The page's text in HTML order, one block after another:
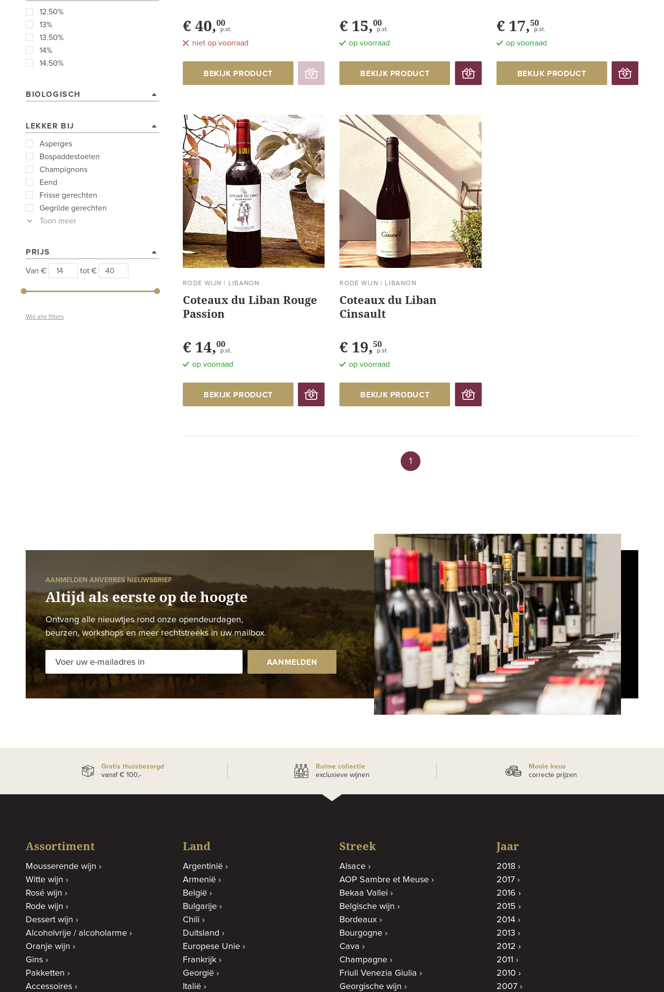
12.50%
13%
13.50%
14%
14.50%
BIOLOGISCH
LEKKER BIJ
Asperges
Bospaddestoelen
Champignons
Eend
Frisse gerechten
Gegrilde gerechten
Toon meer
PRIJS
Van € tot €
Wis alle filters
€ 40,00
p.st.
niet op voorraad
BEKIJK PRODUCT
€ 15,00
p.st.
op voorraad
BEKIJK PRODUCT
€ 17,50
p.st.
op voorraad
BEKIJK PRODUCT
RODE WIJN | LIBANON
Coteaux du Liban Rouge
Passion
€ 14,00
p.st.
op voorraad
BEKIJK PRODUCT
RODE WIJN | LIBANON
Coteaux du Liban
Cinsault
€ 19,50
p.st.
op voorraad
BEKIJK PRODUCT
1
AANMELDEN ANVERRES NIEUWSBRIEF
Altijd als eerste op de hoogte
Ontvang alle nieuwtjes rond onze opendeurdagen,
beurzen, workshops en meer rechtstreeks in uw mailbox.
AANMELDEN
Gratis thuisbezorgd
vanaf € 100,-
Ruime collectie
exclusieve wijnen
Mooie keus
correcte prijzen
Assortiment
Mousserende wijn
Witte wijn
Rosé wijn
Rode wijn
Dessert wijn
Alcoholvrije / alcoholarme
Oranje wijn
Gins
Pakketten
Accessoires
Land
Argentinië
Armenië
België
Bulgarije
Chili
Duitsland
Europese Unie
Frankrijk
Georgië
Italië
Streek
Alsace
AOP Sambre et Meuse
Bekaa Vallei
Belgische wijn
Bordeaux
Bourgogne
Cava
Champagne
Friuli Venezia Giulia
Georgische wijn
Jaar
2018
2017
2016
2015
2014
2013
2012
2011
2010
2007